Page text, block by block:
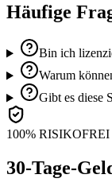
Häufige
Bin ich
Warum
Gibt es diese
100% RISIKOFREI
30-Tage-